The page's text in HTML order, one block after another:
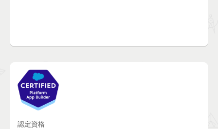
認定資格